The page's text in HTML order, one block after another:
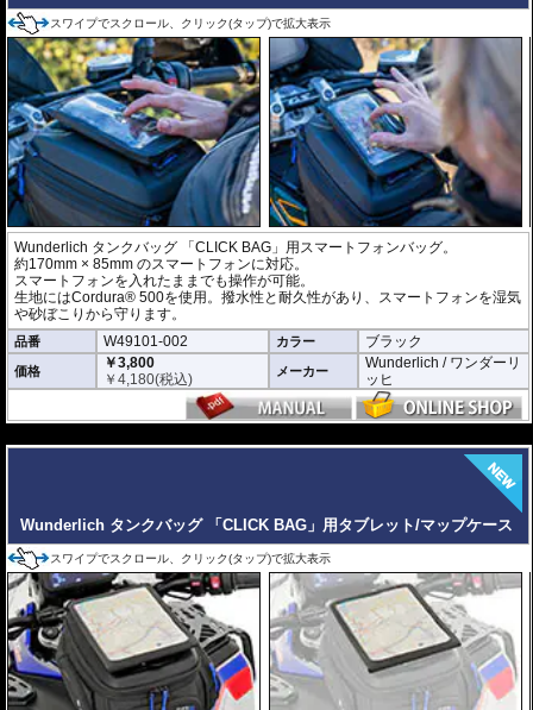
スワイプでスクロール、クリック(タップ)で拡大表示
Wunderlich タンクバッグ 「CLICK BAG」用スマートフォンバッグ。
約170mm × 85mm のスマートフォンに対応。
スマートフォンを入れたままでも操作が可能。
生地にはCordura® 500を使用。撥水性と耐久性があり、スマートフォンを湿気
や砂ぼこりから守ります。
品番 W49101-002 カラー ブラック
価格
￥3,800
￥4,180(税込) メーカー
Wunderlich / ワンダーリ
ッヒ
Wunderlich タンクバッグ 「CLICK BAG」用タブレット/マップケース
スワイプでスクロール、クリック(タップ)で拡大表示